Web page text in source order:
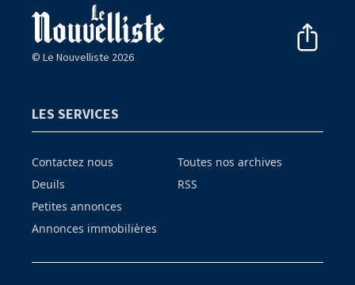
© Le Nouvelliste 2026
LES SERVICES
Contactez nous
Deuils
Petites annonces
Annonces immobilières
Toutes nos archives
RSS